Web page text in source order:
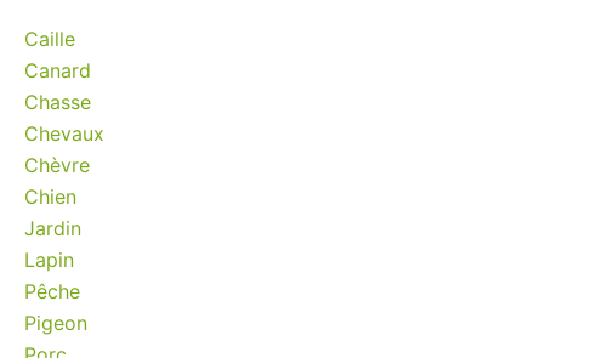
Caille
Canard
Chasse
Chevaux
Chèvre
Chien
Jardin
Lapin
Pêche
Pigeon